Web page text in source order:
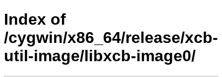
Index of
/cygwin/x86_64/release/xcb-
util-image/libxcb-image0/